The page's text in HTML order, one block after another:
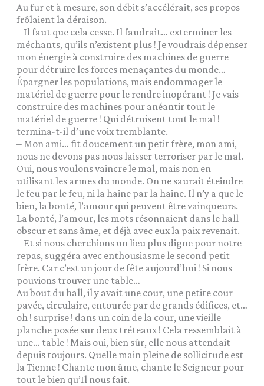
Au fur et à mesure, son débit s’accélérait, ses propos
frôlaient la déraison.
– Il faut que cela cesse. Il faudrait… exterminer les
méchants, qu’ils n’existent plus ! Je voudrais dépenser
mon énergie à construire des machines de guerre
pour détruire les forces menaçantes du monde…
Épargner les populations, mais endommager le
matériel de guerre pour le rendre inopérant ! Je vais
construire des machines pour anéantir tout le
matériel de guerre ! Qui détruisent tout le mal !
termina-t-il d’une voix tremblante.
– Mon ami… fit doucement un petit frère, mon ami,
nous ne devons pas nous laisser terroriser par le mal.
Oui, nous voulons vaincre le mal, mais non en
utilisant les armes du monde. On ne saurait éteindre
le feu par le feu, ni la haine par la haine. Il n’y a que le
bien, la bonté, l’amour qui peuvent être vainqueurs.
La bonté, l’amour, les mots résonnaient dans le hall
obscur et sans âme, et déjà avec eux la paix revenait.
– Et si nous cherchions un lieu plus digne pour notre
repas, suggéra avec enthousiasme le second petit
frère. Car c’est un jour de fête aujourd’hui ! Si nous
pouvions trouver une table…
Au bout du hall, il y avait une cour, une petite cour
pavée, circulaire, entourée par de grands édifices, et…
oh ! surprise ! dans un coin de la cour, une vieille
planche posée sur deux tréteaux ! Cela ressemblait à
une… table ! Mais oui, bien sûr, elle nous attendait
depuis toujours. Quelle main pleine de sollicitude est
la Tienne ! Chante mon âme, chante le Seigneur pour
tout le bien qu’Il nous fait.